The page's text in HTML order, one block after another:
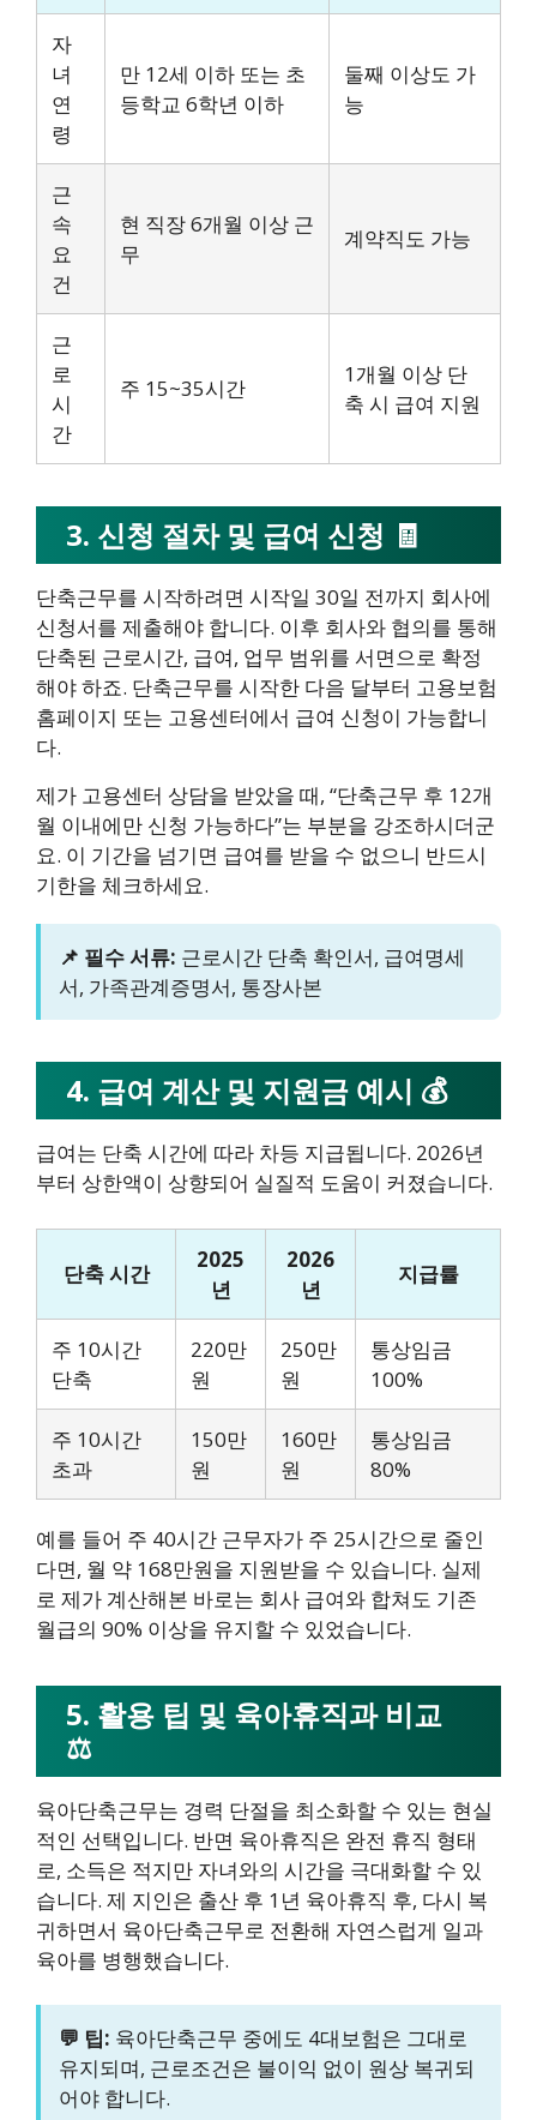
자
녀
연
령
만 12세 이하 또는 초
등학교 6학년 이하
둘째 이상도 가
능
근
속
요
건
현 직장 6개월 이상 근
무
계약직도 가능
근
로
시
간
주 15~35시간
1개월 이상 단
축 시 급여 지원
3. 신청 절차 및 급여 신청 🧾
단축근무를 시작하려면 시작일 30일 전까지 회사에
신청서를 제출해야 합니다. 이후 회사와 협의를 통해
단축된 근로시간, 급여, 업무 범위를 서면으로 확정
해야 하죠. 단축근무를 시작한 다음 달부터 고용보험
홈페이지 또는 고용센터에서 급여 신청이 가능합니
다.
제가 고용센터 상담을 받았을 때, “단축근무 후 12개
월 이내에만 신청 가능하다”는 부분을 강조하시더군
요. 이 기간을 넘기면 급여를 받을 수 없으니 반드시
기한을 체크하세요.
📌 필수 서류: 근로시간 단축 확인서, 급여명세
서, 가족관계증명서, 통장사본
4. 급여 계산 및 지원금 예시 💰
급여는 단축 시간에 따라 차등 지급됩니다. 2026년
부터 상한액이 상향되어 실질적 도움이 커졌습니다.
단축 시간
2025
년
2026
년
지급률
주 10시간
단축
220만
원
250만
원
통상임금
100%
주 10시간
초과
150만
원
160만
원
통상임금
80%
예를 들어 주 40시간 근무자가 주 25시간으로 줄인
다면, 월 약 168만원을 지원받을 수 있습니다. 실제
로 제가 계산해본 바로는 회사 급여와 합쳐도 기존
월급의 90% 이상을 유지할 수 있었습니다.
5. 활용 팁 및 육아휴직과 비교
⚖️
육아단축근무는 경력 단절을 최소화할 수 있는 현실
적인 선택입니다. 반면 육아휴직은 완전 휴직 형태
로, 소득은 적지만 자녀와의 시간을 극대화할 수 있
습니다. 제 지인은 출산 후 1년 육아휴직 후, 다시 복
귀하면서 육아단축근무로 전환해 자연스럽게 일과
육아를 병행했습니다.
💬 팁: 육아단축근무 중에도 4대보험은 그대로
유지되며, 근로조건은 불이익 없이 원상 복귀되
어야 합니다.